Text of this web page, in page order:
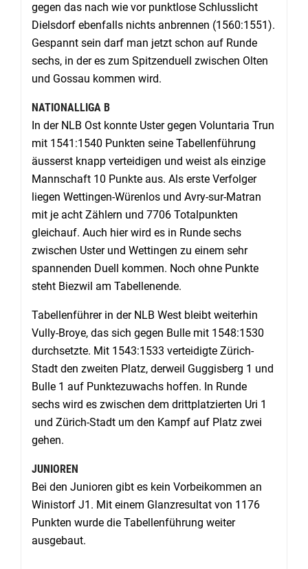
gegen das nach wie vor punktlose Schlusslicht
Dielsdorf ebenfalls nichts anbrennen (1560:1551).
Gespannt sein darf man jetzt schon auf Runde
sechs, in der es zum Spitzenduell zwischen Olten
und Gossau kommen wird.
NATIONALLIGA B
In der NLB Ost konnte Uster gegen Voluntaria Trun
mit 1541:1540 Punkten seine Tabellenführung
äusserst knapp verteidigen und weist als einzige
Mannschaft 10 Punkte aus. Als erste Verfolger
liegen Wettingen-Würenlos und Avry-sur-Matran
mit je acht Zählern und 7706 Totalpunkten
gleichauf. Auch hier wird es in Runde sechs
zwischen Uster und Wettingen zu einem sehr
spannenden Duell kommen. Noch ohne Punkte
steht Biezwil am Tabellenende.
Tabellenführer in der NLB West bleibt weiterhin
Vully-Broye, das sich gegen Bulle mit 1548:1530
durchsetzte. Mit 1543:1533 verteidigte Zürich-
Stadt den zweiten Platz, derweil Guggisberg 1 und
Bulle 1 auf Punktezuwachs hoffen. In Runde
sechs wird es zwischen dem drittplatzierten Uri 1
und Zürich-Stadt um den Kampf auf Platz zwei
gehen.
JUNIOREN
Bei den Junioren gibt es kein Vorbeikommen an
Winistorf J1. Mit einem Glanzresultat von 1176
Punkten wurde die Tabellenführung weiter
ausgebaut.